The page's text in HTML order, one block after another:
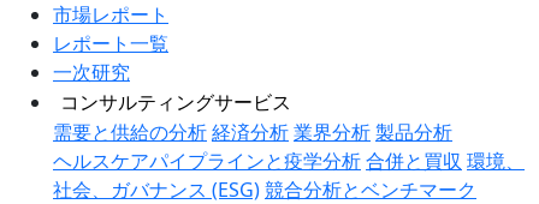
市場レポート
レポート一覧
一次研究
コンサルティングサービス
需要と供給の分析経済分析業界分析製品分析
ヘルスケアパイプラインと疫学分析合併と買収 環境、
社会、ガバナンス (ESG)競合分析とベンチマーク